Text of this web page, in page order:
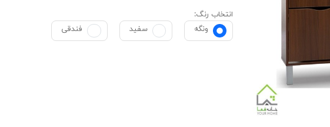
انتخاب رنگ:
ونگه
سفید فندقی